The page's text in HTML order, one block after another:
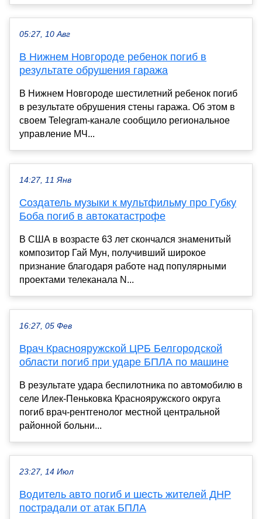
05:27, 10 Авг
В Нижнем Новгороде ребенок погиб в
результате обрушения гаража
В Нижнем Новгороде шестилетний ребенок погиб
в результате обрушения стены гаража. Об этом в
своем Telegram-канале сообщило региональное
управление МЧ...
14:27, 11 Янв
Создатель музыки к мультфильму про Губку
Боба погиб в автокатастрофе
В США в возрасте 63 лет скончался знаменитый
композитор Гай Мун, получивший широкое
признание благодаря работе над популярными
проектами телеканала N...
16:27, 05 Фев
Врач Краснояружской ЦРБ Белгородской
области погиб при ударе БПЛА по машине
В результате удара беспилотника по автомобилю в
селе Илек-Пеньковка Краснояружского округа
погиб врач-рентгенолог местной центральной
районной больни...
23:27, 14 Июл
Водитель авто погиб и шесть жителей ДНР
пострадали от атак БПЛА